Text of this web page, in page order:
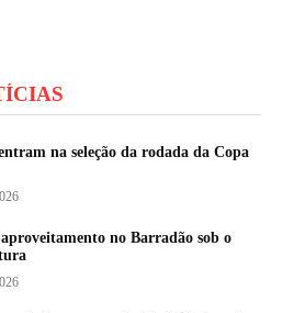
na seleção da rodada da Copa
no Barradão sob o